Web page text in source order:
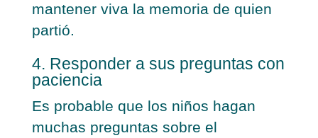
mantener viva la memoria de quien
partió.
4. Responder a sus preguntas con
paciencia
Es probable que los niños hagan
muchas preguntas sobre el